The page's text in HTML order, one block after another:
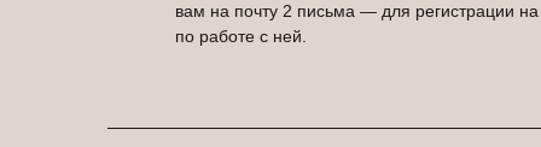
вам на почту 2 письма — для регистрации
по работе с ней.